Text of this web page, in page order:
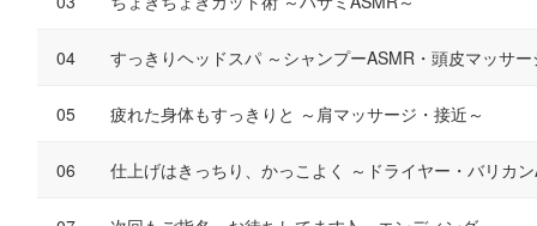
すっきりヘッドスパ ～シャンプーASMR・頭皮マッサー
疲れた身体もすっきりと ～肩マッサージ・接近～
仕上げはきっちり、かっこよく ～ドライヤー・バリカ